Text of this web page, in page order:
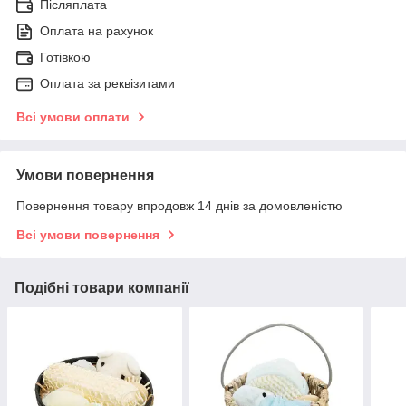
Післяплата
Оплата на рахунок
Готівкою
Оплата за реквізитами
Всі умови оплати
Умови повернення
Повернення товару впродовж 14 днів за домовленістю
Всі умови повернення
Подібні товари компанії